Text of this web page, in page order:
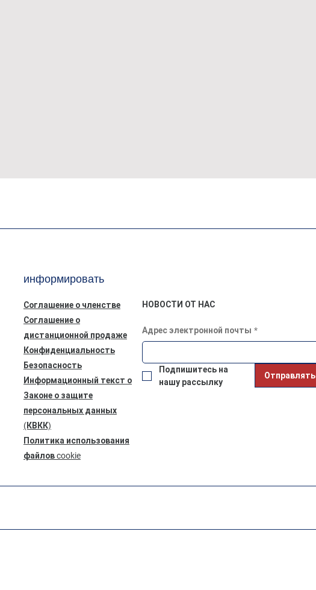
информировать
Соглашение о членстве
Соглашение о
дистанционной продаже
Конфиденциальность
Безопасность
Информационный текст о
Законе о защите
персональных данных
(КВКК)
Политика использования
файлов cookie
НОВОСТИ ОТ НАС
Адрес электронной почты *
Подпишитесь на
нашу рассылку
Отправлять